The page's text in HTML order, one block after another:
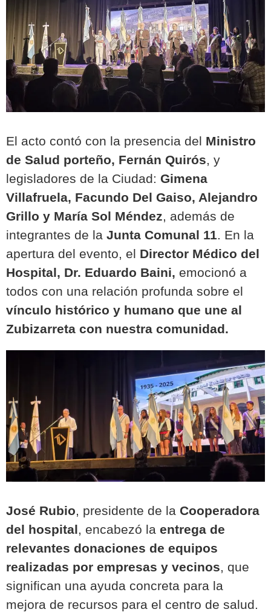
El acto contó con la presencia del Ministro
de Salud porteño, Fernán Quirós, y
legisladores de la Ciudad: Gimena
Villafruela, Facundo Del Gaiso, Alejandro
Grillo y María Sol Méndez, además de
integrantes de la Junta Comunal 11. En la
apertura del evento, el Director Médico del
Hospital, Dr. Eduardo Baini, emocionó a
todos con una relación profunda sobre el
vínculo histórico y humano que une al
Zubizarreta con nuestra comunidad.
José Rubio, presidente de la Cooperadora
del hospital, encabezó la entrega de
relevantes donaciones de equipos
realizadas por empresas y vecinos, que
significan una ayuda concreta para la
mejora de recursos para el centro de salud.